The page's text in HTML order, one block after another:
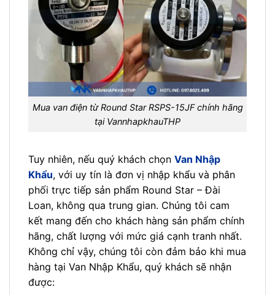
Mua van điện từ Round Star RSPS-15JF chính hãng
tại VannhapkhauTHP
Tuy nhiên, nếu quý khách chọn Van Nhập
Khẩu, với uy tín là đơn vị nhập khẩu và phân
phối trực tiếp sản phẩm Round Star – Đài
Loan, không qua trung gian. Chúng tôi cam
kết mang đến cho khách hàng sản phẩm chính
hãng, chất lượng với mức giá cạnh tranh nhất.
Không chỉ vậy, chúng tôi còn đảm bảo khi mua
hàng tại Van Nhập Khẩu, quý khách sẽ nhận
được: